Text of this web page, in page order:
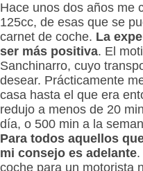
Hace unos dos años me
125cc, de esas que se
carnet de coche. La
ser más positiva. El
Sanchinarro, cuyo
desear. Prácticamente
casa hasta el que era
redujo a menos de 20
día, o 500 min a la
Para todos aquellos
mi consejo es adelante
coche para un motorista